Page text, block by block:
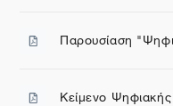
Παρουσίαση
Αρχείο
Kείμενo